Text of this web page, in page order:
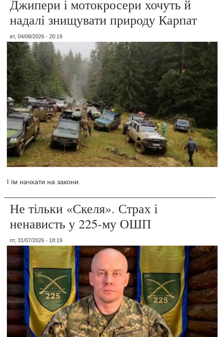
Джипери і мотокросери хочуть й
надалі знищувати природу Карпат
вт, 04/08/2026 - 20:19
І їм начхати на закони.
Не тільки «Скеля». Страх і
ненависть у 225-му ОШП
пт, 31/07/2026 - 18:19